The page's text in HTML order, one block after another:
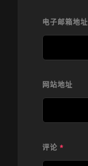
电子邮箱地址
网站地址
评论 *